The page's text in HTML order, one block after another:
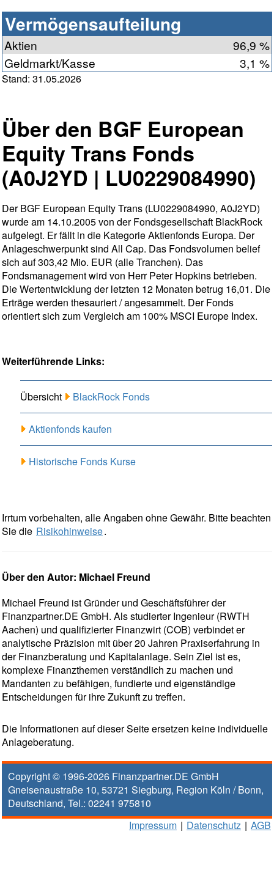
Vermögensaufteilung
Aktien
96,9 %
Geldmarkt/Kasse
3,1 %
Stand: 31.05.2026
Über den BGF European
Equity Trans Fonds
(A0J2YD | LU0229084990)
Der BGF European Equity Trans (LU0229084990, A0J2YD)
wurde am 14.10.2005 von der Fondsgesellschaft BlackRock
aufgelegt. Er fällt in die Kategorie Aktienfonds Europa. Der
Anlageschwerpunkt sind All Cap. Das Fondsvolumen belief
sich auf 303,42 Mio. EUR (alle Tranchen). Das
Fondsmanagement wird von Herr Peter Hopkins betrieben.
Die Wertentwicklung der letzten 12 Monaten betrug 16,01. Die
Erträge werden thesauriert / angesammelt. Der Fonds
orientiert sich zum Vergleich am 100% MSCI Europe Index.
Weiterführende Links:
Übersicht BlackRock Fonds
Aktienfonds kaufen
Historische Fonds Kurse
Irrtum vorbehalten, alle Angaben ohne Gewähr. Bitte beachten
Sie die Risikohinweise.
Über den Autor: Michael Freund
Michael Freund ist Gründer und Geschäftsführer der
Finanzpartner.DE GmbH. Als studierter Ingenieur (RWTH
Aachen) und qualifizierter Finanzwirt (COB) verbindet er
analytische Präzision mit über 20 Jahren Praxiserfahrung in
der Finanzberatung und Kapitalanlage. Sein Ziel ist es,
komplexe Finanzthemen verständlich zu machen und
Mandanten zu befähigen, fundierte und eigenständige
Entscheidungen für ihre Zukunft zu treffen.
Die Informationen auf dieser Seite ersetzen keine individuelle
Anlageberatung.
Copyright © 1996-2026 Finanzpartner.DE GmbH
Gneisenaustraße 10, 53721 Siegburg, Region Köln / Bonn,
Deutschland, Tel.: 02241 975810
Impressum | Datenschutz | AGB